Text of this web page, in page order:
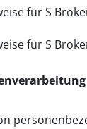
für S
für S